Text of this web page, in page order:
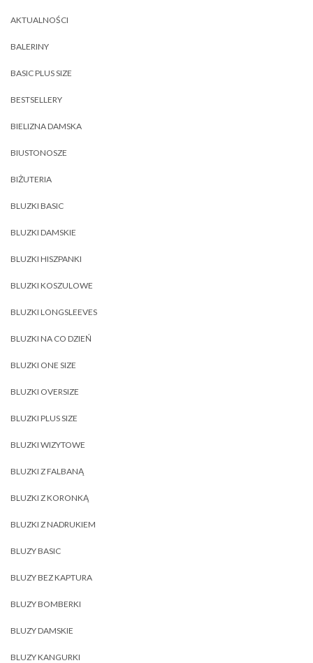
AKTUALNOŚCI
BALERINY
BASIC PLUS SIZE
BESTSELLERY
BIELIZNA DAMSKA
BIUSTONOSZE
BIŻUTERIA
BLUZKI BASIC
BLUZKI DAMSKIE
BLUZKI HISZPANKI
BLUZKI KOSZULOWE
BLUZKI LONGSLEEVES
BLUZKI NA CO DZIEŃ
BLUZKI ONE SIZE
BLUZKI OVERSIZE
BLUZKI PLUS SIZE
BLUZKI WIZYTOWE
BLUZKI Z FALBANĄ
BLUZKI Z KORONKĄ
BLUZKI Z NADRUKIEM
BLUZY BASIC
BLUZY BEZ KAPTURA
BLUZY BOMBERKI
BLUZY DAMSKIE
BLUZY KANGURKI